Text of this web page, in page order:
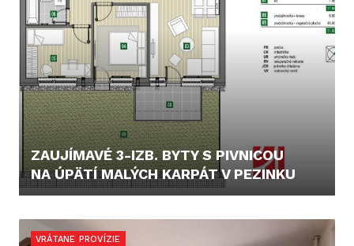
ZAUJÍMAVÉ 3-IZB. BYTY S PIVNICOU
NA ÚPÄTÍ MALÝCH KARPÁT V PEZINKU
VRÁTANE PROVÍZIE